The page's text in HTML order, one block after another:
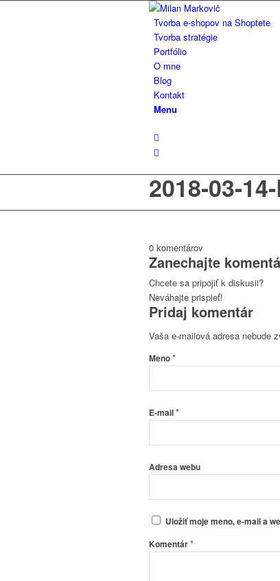
Tvorba e-shopov na Shoptete
Tvorba stratégie
Portfólio
O mne
Blog
Kontakt
Menu
2018-03-
0 komentárov
Zanechajte
Chcete sa pripojiť k diskusii?
Neváhajte prispieť!
Pridaj komentár
Vaša e-mailová adresa nebude
Meno*
E-mail*
Adresa webu
Uložiť moje meno, e-mail a
Komentár*